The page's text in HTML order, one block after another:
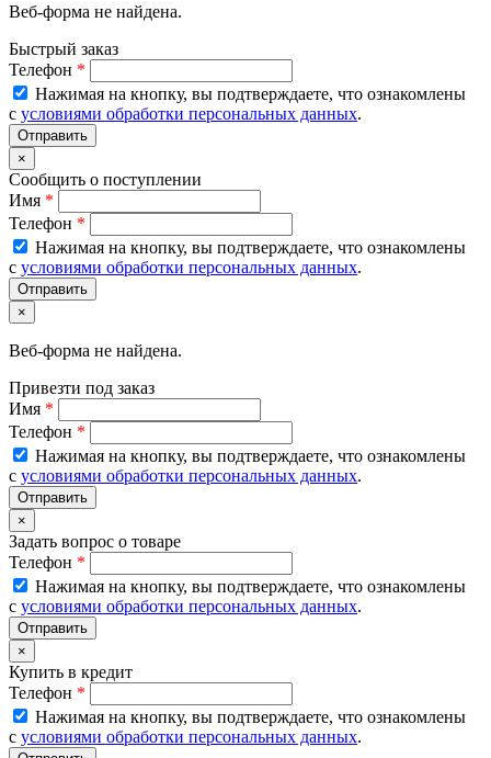
Веб-форма не найдена.
Быстрый заказ
Телефон *
Нажимая на кнопку, вы подтверждаете, что ознакомлены
с условиями обработки персональных данных.
×
Сообщить о поступлении
Имя *
Телефон *
Нажимая на кнопку, вы подтверждаете, что ознакомлены
с условиями обработки персональных данных.
×
Веб-форма не найдена.
Привезти под заказ
Имя *
Телефон *
Нажимая на кнопку, вы подтверждаете, что ознакомлены
с условиями обработки персональных данных.
×
Задать вопрос о товаре
Телефон *
Нажимая на кнопку, вы подтверждаете, что ознакомлены
с условиями обработки персональных данных.
×
Купить в кредит
Телефон *
Нажимая на кнопку, вы подтверждаете, что ознакомлены
с условиями обработки персональных данных.